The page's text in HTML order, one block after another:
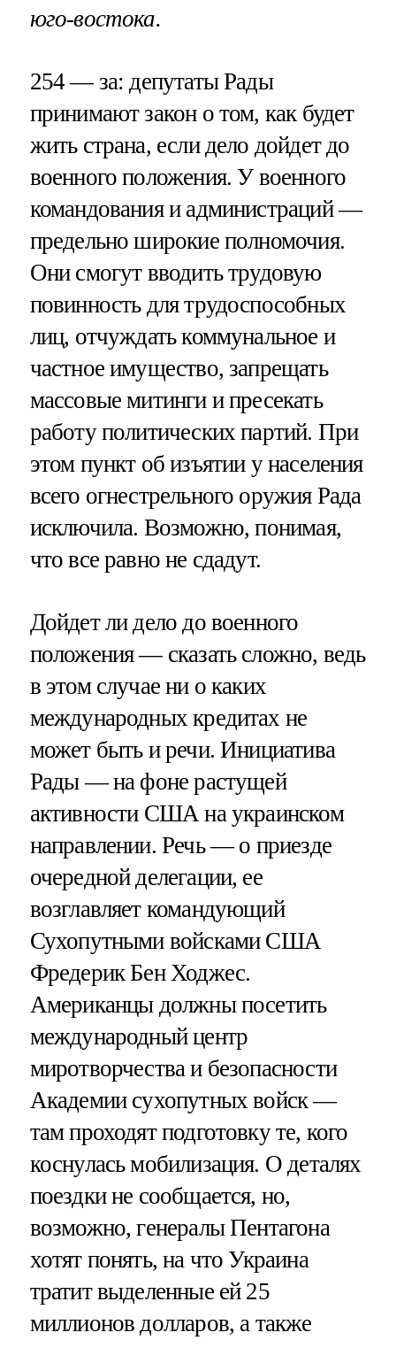
юго-востока.
254 — за: депутаты Рады
принимают закон о том, как будет
жить страна, если дело дойдет до
военного положения. У военного
командования и администраций —
предельно широкие полномочия.
Они смогут вводить трудовую
повинность для трудоспособных
лиц, отчуждать коммунальное и
частное имущество, запрещать
массовые митинги и пресекать
работу политических партий. При
этом пункт об изъятии у населения
всего огнестрельного оружия Рада
исключила. Возможно, понимая,
что все равно не сдадут.
Дойдет ли дело до военного
положения — сказать сложно, ведь
в этом случае ни о каких
международных кредитах не
может быть и речи. Инициатива
Рады — на фоне растущей
активности США на украинском
направлении. Речь — о приезде
очередной делегации, ее
возглавляет командующий
Сухопутными войсками США
Фредерик Бен Ходжес.
Американцы должны посетить
международный центр
миротворчества и безопасности
Академии сухопутных войск —
там проходят подготовку те, кого
коснулась мобилизация. О деталях
поездки не сообщается, но,
возможно, генералы Пентагона
хотят понять, на что Украина
тратит выделенные ей 25
миллионов долларов, а также